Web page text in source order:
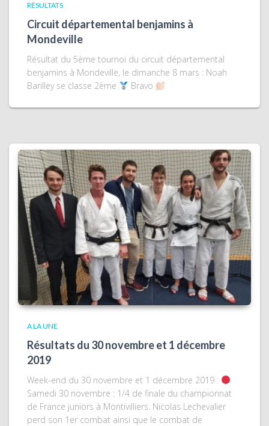
RÉSULTATS
Circuit départemental benjamins à
Mondeville
Résultat du 5ème tournoi du circuit départemental
benjamins à Mondeville, le dimanche 8 mars : Noah
Barilley se classe 2ème
Bravo
A LA UNE
Résultats du 30 novembre et 1 décembre
2019
Week-end du 30 novembre et 1 décembre 2019 :
Samedi 30 novembre : 1/4 de finale du championnat
de France juniors à Montivilliers. Nicolas Lechevalier
perd son 1er combat ainsi que le combat de